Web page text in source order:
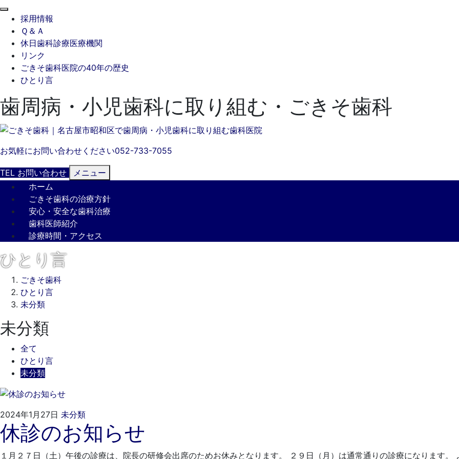
採用情報
Ｑ＆Ａ
休日歯科診療医療機関
リンク
ごきそ歯科医院の40年の歴史
ひとり言
歯周病・小児歯科に取り組む・ごきそ歯科
お気軽にお問い合わせください052-733-7055
TEL お問い合わせ
メニュー
ホーム
ごきそ歯科の治療方針
安心・安全な歯科治療
歯科医師紹介
診療時間・アクセス
ひとり言
ごきそ歯科
ひとり言
未分類
未分類
全て
ひとり言
未分類
2024年1月27日 未分類2024
年
1
月
ご
き
そ
歯
休診のお知らせ
１月２７日（土）午後の診療は、院長の研修会出席のためお休みとなります。 ２９日（月）は通常通りの診療になります。